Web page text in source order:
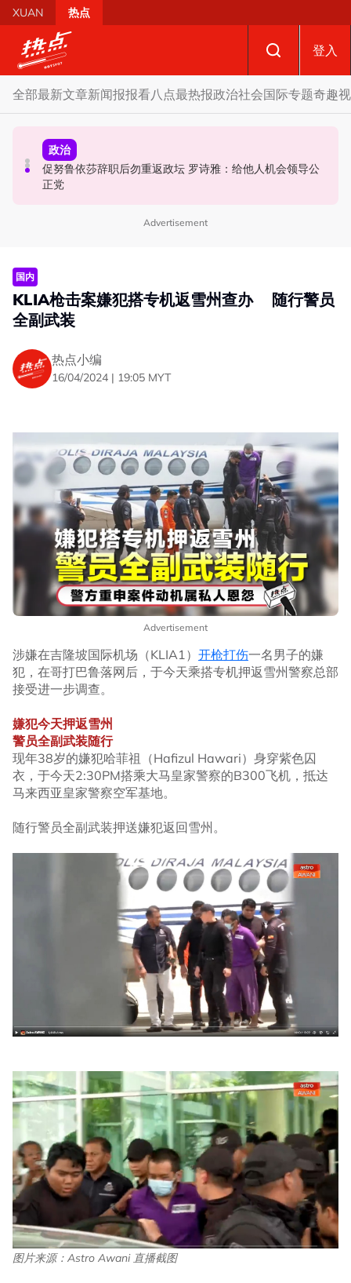
Skip to main content
XUAN 热点
登入
全部最新文章新闻报报看八点最热报政治社会国际专题奇趣
政治
炮轰哈迪不了解章程 阿兹敏：国盟无“自动退盟”规定
政治
促努鲁依莎辞职后勿重返政坛 罗诗雅：给他人机会领导公
正党
国际
泰校园枪击案酿8师生亡 枪手疑遭长期遭霸凌成导火索
Advertisement
国内
KLIA枪击案嫌犯搭专机返雪州查办 随行警员
全副武装
热点小编
16/04/2024 | 19:05 MYT
Advertisement
涉嫌在吉隆坡国际机场（KLIA1） 开枪打伤一名男子的嫌
犯，在哥打巴鲁落网后，于今天乘搭专机押返雪州警察总部
接受进一步调查。
嫌犯今天押返雪州
警员全副武装随行
现年38岁的嫌犯哈菲祖（Hafizul Hawari）身穿紫色囚
衣，于今天2:30PM搭乘大马皇家警察的B300飞机，抵达
马来西亚皇家警察空军基地。
随行警员全副武装押送嫌犯返回雪州。
图片来源：Astro Awani 直播截图